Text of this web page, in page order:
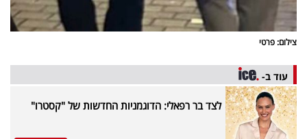
צילום: פרטי
עוד ב-
לצד בר רפאלי: הדוגמניות החדשות של "קסטרו"